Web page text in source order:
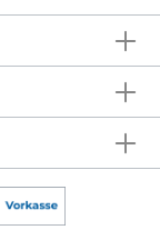
nicht
usw.